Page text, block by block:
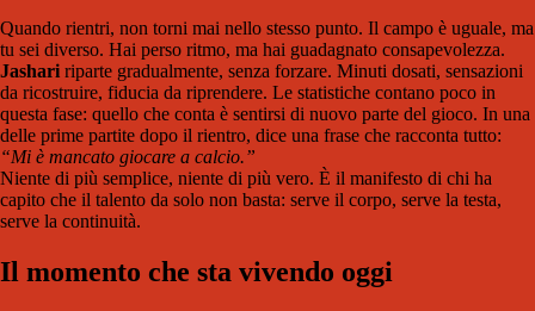
Quando rientri, non torni mai nello stesso punto. Il campo è uguale, ma
tu sei diverso. Hai perso ritmo, ma hai guadagnato consapevolezza.
Jashari riparte gradualmente, senza forzare. Minuti dosati, sensazioni
da ricostruire, fiducia da riprendere. Le statistiche contano poco in
questa fase: quello che conta è sentirsi di nuovo parte del gioco. In una
delle prime partite dopo il rientro, dice una frase che racconta tutto:
“Mi è mancato giocare a calcio.”
Niente di più semplice, niente di più vero. È il manifesto di chi ha
capito che il talento da solo non basta: serve il corpo, serve la testa,
serve la continuità.
Il momento che sta vivendo oggi